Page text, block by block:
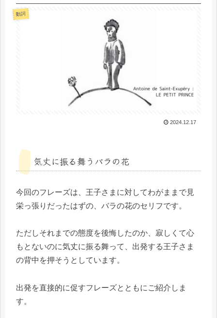
動詞
2024.12.17
気丈に振る舞うバラの花
今回のフレーズは、王子さまに対してわがままで見
栄っ張りだったはずの、バラの花のセリフです。
ただしそれまでの態度を後悔したのか、寂しくて心
もとないのに気丈に振る舞って、出発する王子さま
の背中を押そうとしています。
出発を直接的に促すフレーズとともにご紹介しま
す。